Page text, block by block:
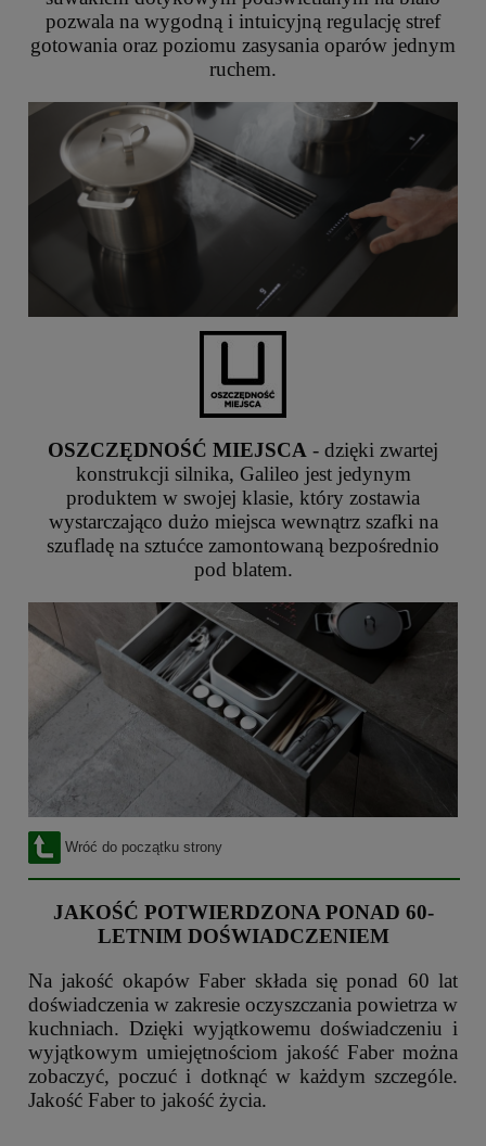
pozwala na wygodną i intuicyjną regulację stref
gotowania oraz poziomu zasysania oparów jednym
ruchem.
OSZCZĘDNOŚĆ MIEJSCA - dzięki zwartej
konstrukcji silnika, Galileo jest jedynym
produktem w swojej klasie, który zostawia
wystarczająco dużo miejsca wewnątrz szafki na
szufladę na sztućce zamontowaną bezpośrednio
pod blatem.
Wróć do początku strony
JAKOŚĆ POTWIERDZONA PONAD 60-
LETNIM DOŚWIADCZENIEM
Na jakość okapów Faber składa się ponad 60 lat
doświadczenia w zakresie oczyszczania powietrza w
kuchniach. Dzięki wyjątkowemu doświadczeniu i
wyjątkowym umiejętnościom jakość Faber można
zobaczyć, poczuć i dotknąć w każdym szczególe.
Jakość Faber to jakość życia.